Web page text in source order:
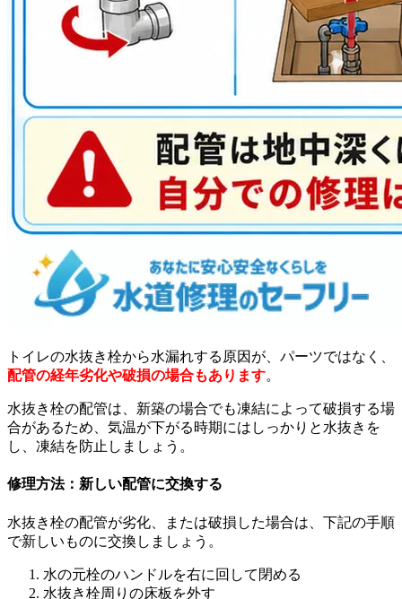
トイレの水抜き栓から水漏れする原因が、パーツではなく、
配管の経年劣化や破損の場合もあります。
水抜き栓の配管は、新築の場合でも凍結によって破損する場
合があるため、気温が下がる時期にはしっかりと水抜きを
し、凍結を防止しましょう。
修理方法：新しい配管に交換する
水抜き栓の配管が劣化、または破損した場合は、下記の手順
で新しいものに交換しましょう。
水の元栓のハンドルを右に回して閉める
水抜き栓周りの床板を外す